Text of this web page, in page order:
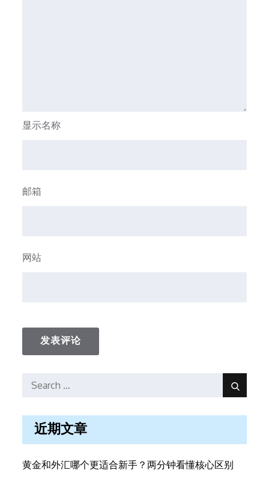
显示名称
邮箱
网站
Search
Search
近期文章
黄金和外汇哪个更适合新手？两分钟看懂核心区别